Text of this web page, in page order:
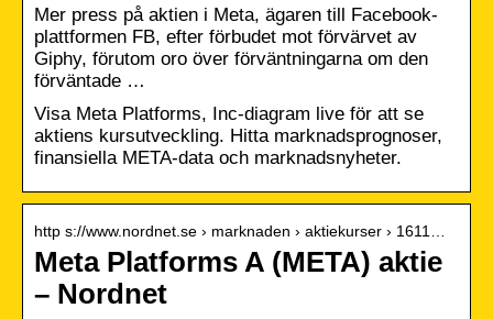
Mer press på aktien i Meta, ägaren till Facebook-
plattformen FB, efter förbudet mot förvärvet av
Giphy, förutom oro över förväntningarna om den
förväntade …
Visa Meta Platforms, Inc-diagram live för att se
aktiens kursutveckling. Hitta marknadsprognoser,
finansiella META-data och marknadsnyheter.
http s://www.nordnet.se › marknaden › aktiekurser › 1611…
Meta Platforms A (META) aktie
– Nordnet